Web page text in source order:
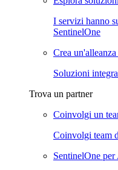
I servizi hanno
SentinelOne
Crea
Soluzioni
Trova un partner
Coinvolgi un
Coinvolgi team
SentinelOne per